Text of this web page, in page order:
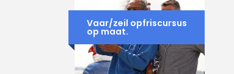
Vaar/zeil opfriscursus
op maat.